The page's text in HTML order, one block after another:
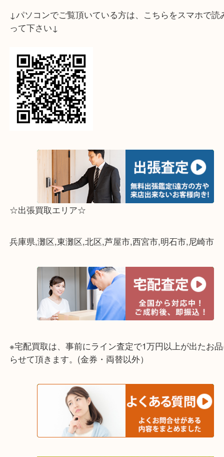
灘区よりお越しの顧客様より電車模型 Nゲージを
した。
前回も電車模型をお買い取りさせて頂き、ご紹介
一番高く買い取ってもらえるからと、御贔屓にし
います。
画像の商品も数回使用程度でかなり綺麗な状態でし
したら
是非一度、大吉 フォレスタ六甲店までお持ち下さ
ライン査定始めました☆お友だち登録お願いしま
↓スマホでご覧頂いている方はこちらをタップ↓